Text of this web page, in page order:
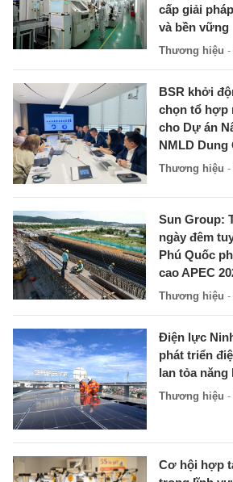
cấp giải
và bền vững
Thương hiệu -
BSR khởi
chọn tổ hợp
cho Dự án
NMLD Dung
Thương hiệu -
Sun Group:
ngày đêm
Phú Quốc
cao APEC
Thương hiệu -
Điện lực
phát triển
lan tỏa
Thương hiệu -
Cơ hội hợp